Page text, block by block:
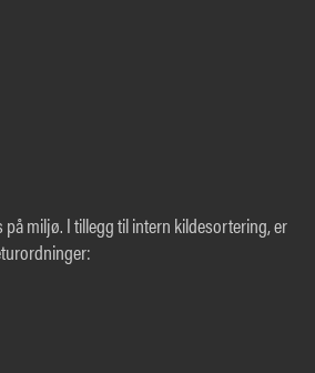
miljø. I tillegg til intern kildesortering, er